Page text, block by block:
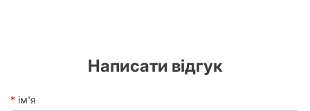
Написати відгук
ім'я